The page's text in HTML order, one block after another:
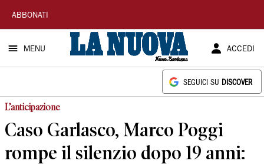
La
Nuova
Sardegna
ABBONATI
MENU ACCEDI
SEGUICI SU DISCOVER
L’anticipazione
Caso Garlasco, Marco Poggi
rompe il silenzio dopo 19 anni: